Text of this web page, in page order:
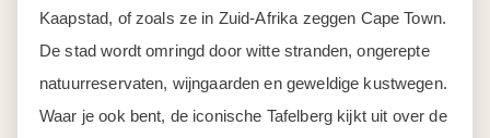
Kaapstad, of zoals ze in Zuid-Afrika zeggen Cape Town.
De stad wordt omringd door witte stranden, ongerepte
natuurreservaten, wijngaarden en geweldige kustwegen.
Waar je ook bent, de iconische Tafelberg kijkt uit over de